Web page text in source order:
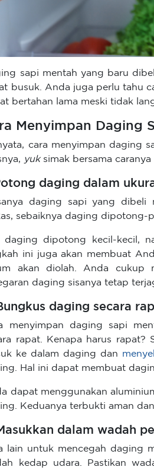
sapi mentah yang baru
busuk. Anda juga perlu tahu
bertahan lama meski tidak
Menyimpan Daging
cara menyimpan daging
yuksimak bersama
daging dalam
daging sapi yang dibeli
sebaiknya daging dipotong-
daging dipotong kecil-kecil,
ini juga akan membuat
akan diolah. Anda cukup
daging sisanya tetap
daging secara
menyimpan daging sapi
rapat. Kenapa harus rapat?
ke dalam daging dan
Hal ini dapat membuat
dapat menggunakan
Keduanya terbukti aman
dalam wadah
lain untuk mencegah daging
kedap udara. Pastikan